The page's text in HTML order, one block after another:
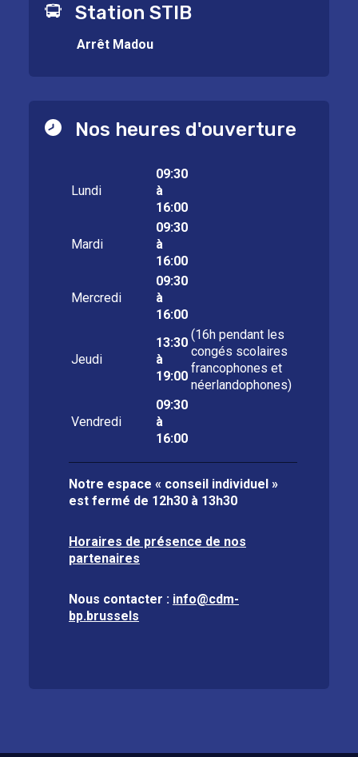
Station STIB
Arrêt Madou
Nos heures d'ouverture
Lundi
09:30
à
16:00
Mardi
09:30
à
16:00
Mercredi
09:30
à
16:00
Jeudi
13:30
à
19:00
(16h pendant les
congés scolaires
francophones et
néerlandophones)
Vendredi
09:30
à
16:00
Notre espace « conseil individuel »
est fermé de 12h30 à 13h30
Horaires de présence de nos
partenaires
Nous contacter : info@cdm-
bp.brussels